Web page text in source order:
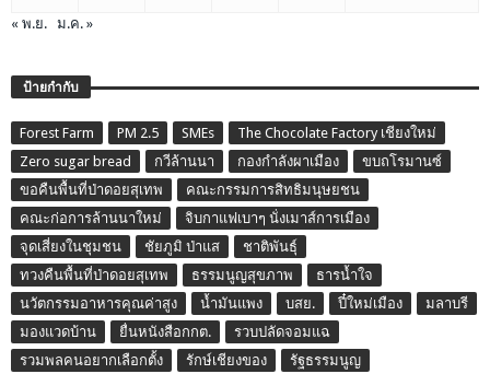
« พ.ย. ม.ค. »
ป้ายกำกับ
Forest Farm PM 2.5 SMEs
The Chocolate Factory เชียงใหม่
Zero sugar bread
กวีล้านนา กองกำลังผาเมือง
ขบถโรมานซ์
ขอคืนพื้นที่ป่าดอยสุเทพ
คณะกรรมการสิทธิมนุษยชน
คณะก่อการล้านนาใหม่
จิบกาแฟเบาๆ นั่งเมาส์การเมือง
จุดเสี่ยงในชุมชน
ชัยภูมิ ป่าแส
ชาติพันธุ์
ทวงคืนพื้นที่ป่าดอยสุเทพ
ธรรมนูญสุขภาพ
ธารน้ำใจ
นวัตกรรมอาหารคุณค่าสูง
น้ำมันแพง บสย. ปี๋ใหม่เมือง
มลาบรี
มองแวดบ้าน
ยื่นหนังสือกกต.
รวบปลัดจอมแฉ
รวมพลคนอยากเลือกตั้ง
รักษ์เชียงของ
รัฐธรรมนูญ